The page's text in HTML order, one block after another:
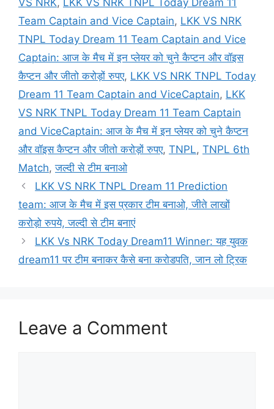
VS NRK, LKK VS NRK TNPL Today Dream 11
Team Captain and Vice Captain, LKK VS NRK
TNPL Today Dream 11 Team Captain and Vice
Captain: आज के मैच में इन प्लेयर को चुने कैप्टन और वॉइस
कैप्टन और जीतो करोड़ों रुपए, LKK VS NRK TNPL Today
Dream 11 Team Captain and ViceCaptain, LKK
VS NRK TNPL Today Dream 11 Team Captain
and ViceCaptain: आज के मैच में इन प्लेयर को चुने कैप्टन
और वॉइस कैप्टन और जीतो करोड़ों रुपए, TNPL, TNPL 6th
Match,जल्दी से टीम बनाओ
LKK VS NRK TNPL Dream 11 Prediction
team: आज के मैच में इस प्रकार टीम बनाओ, जीते लाखों
करोड़ो रुपये, जल्दी से टीम बनाएं
LKK Vs NRK Today Dream11 Winner: यह युवक
dream11 पर टीम बनाकर कैसे बना करोडपति, जान लो ट्रिक
Leave a Comment